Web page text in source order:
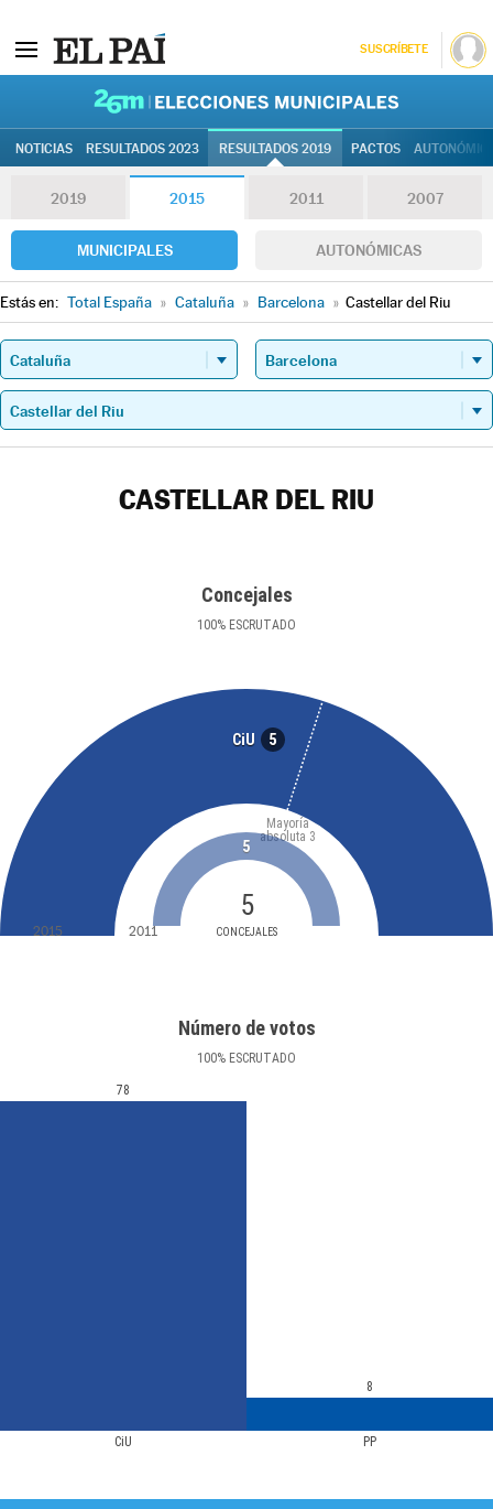
SUSCRÍBETE
NOTICIAS RESULTADOS 2023 RESULTADOS 2019 PACTOS
2019 2015 2011 2007
MUNICIPALES AUTONÓMICAS
Estás en: Total España » Cataluña » Barcelona » Castellar del Riu
CASTELLAR DEL RIU
Concejales
100% ESCRUTADO
CiU 5
5
CONCEJALES
Mayoría
absoluta 3
5
2015 2011
Número de votos
100% ESCRUTADO
CiU PP
78
8